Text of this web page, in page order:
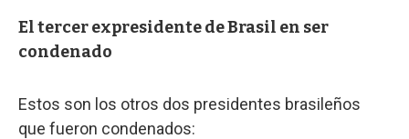
El tercer expresidente de Brasil en ser
condenado
Estos son los otros dos presidentes brasileños
que fueron condenados: